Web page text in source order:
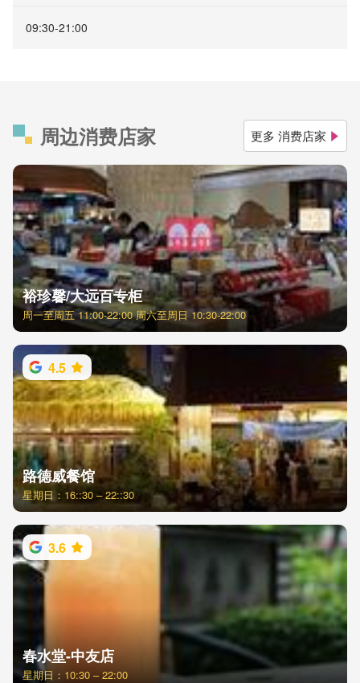
09:30-21:00
周边消费店家 更多 消费店家
裕珍馨/大远百专柜
周一至周五 11:00-22:00 周六至周日 10:30-22:00
4.5
路德威餐馆
星期日：16::30 – 22::30
3.6
春水堂-中友店
星期日：10:30 – 22:00